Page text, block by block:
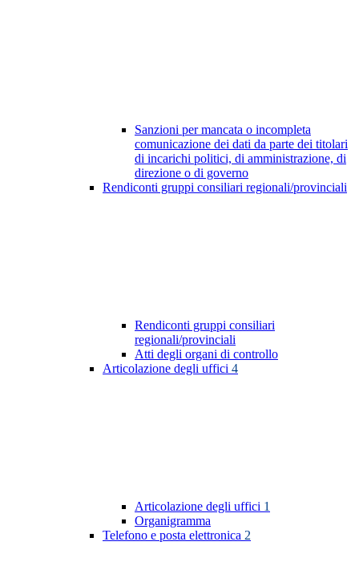
Sanzioni per mancata o incompleta
comunicazione dei dati da parte dei titolari
di incarichi politici, di amministrazione, di
direzione o di governo
Rendiconti gruppi consiliari regionali/provinciali
Rendiconti gruppi consiliari
regionali/provinciali
Atti degli organi di controllo
Articolazione degli uffici 4
Articolazione degli uffici 1
Organigramma
Telefono e posta elettronica 2